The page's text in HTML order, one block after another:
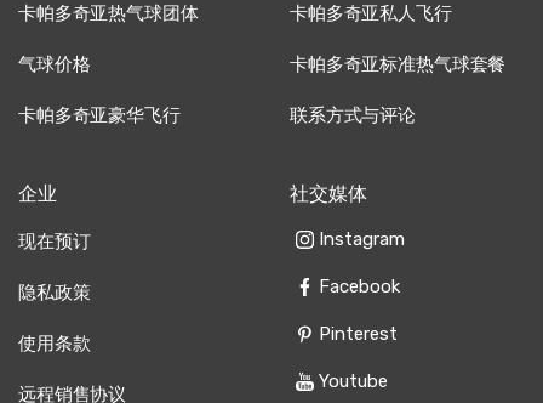
卡帕多奇亚热气球团体 卡帕多奇亚私人飞行
气球价格 卡帕多奇亚标准热气球套餐
卡帕多奇亚豪华飞行 联系方式与评论
企业
现在预订
隐私政策
使用条款
远程销售协议
社交媒体
Instagram
Facebook
Pinterest
Youtube